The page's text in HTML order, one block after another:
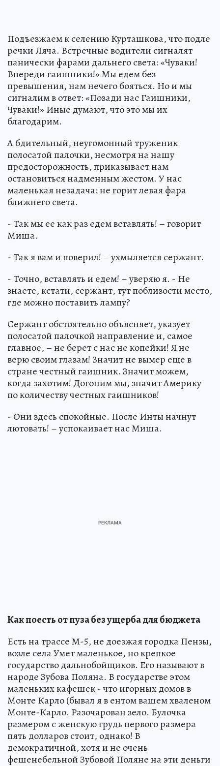
Подъезжаем к селению Курташкова, что подле
речки Ляча. Встречные водители сигналят
панически фарами дальнего света: «Чуваки!
Впереди гаишники!» Мы едем без
превышения, нам нечего бояться. Но и мы
сигналим в ответ: «Позади нас Гаишники,
Чуваки!» Иные думают, что это мы их
благодарим.
А бдительный, неугомонный труженик
полосатой палочки, несмотря на нашу
предосторожность, приказывает нам
остановиться надменным жестом. У нас
маленькая незадача: не горит левая фара
ближнего света.
- Так мы ее как раз едем вставлять! – говорит
Миша.
- Так я вам и поверил! – ухмыляется сержант.
- Точно, вставлять и едем! – уверяю я. - Не
знаете, кстати, сержант, тут поблизости место,
где можно поставить лампу?
Сержант обстоятельно объясняет, указует
полосатой палочкой направление и, самое
главное, – не берет с нас не копейки! Я не
верю своим глазам! Значит не вымер еще в
стране честный гаишник. Значит можем,
когда захотим! Догоним мы, значит Америку
по количеству честных гаишников!
- Они здесь спокойные. После Инты начнут
лютовать! – успокаивает нас Миша.
Как поесть от пуза без ущерба для бюджета
Есть на трассе М-5, не доезжая городка Пензы,
возле села Умет маленькое, но крепкое
государство дальнобойщиков. Его называют в
народе Зубова Поляна. В государстве этом
маленьких кафешек - что игорных домов в
Монте Карло (бывал я в ентом вашем хваленом
Монте-Карло. Разочарован зело. Булочка
размером с женскую грудь первого размера
пять долларов стоит, однако! В
демократичной, хотя и не очень
фешенебельной Зубовой Поляне на эти деньги